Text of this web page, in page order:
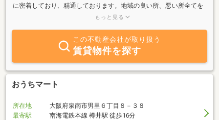
に密着しており、精通しております。地域の良い所、悪い所全てを
把握しております。あなたが求めている不動産をご提供できる絶対
もっと見る
この不動産会社が取り扱う
賃貸物件を探す
おうちマート
所在地
大阪府泉南市男里６丁目８－３８
最寄駅
南海電鉄本線 樽井駅 徒歩16分